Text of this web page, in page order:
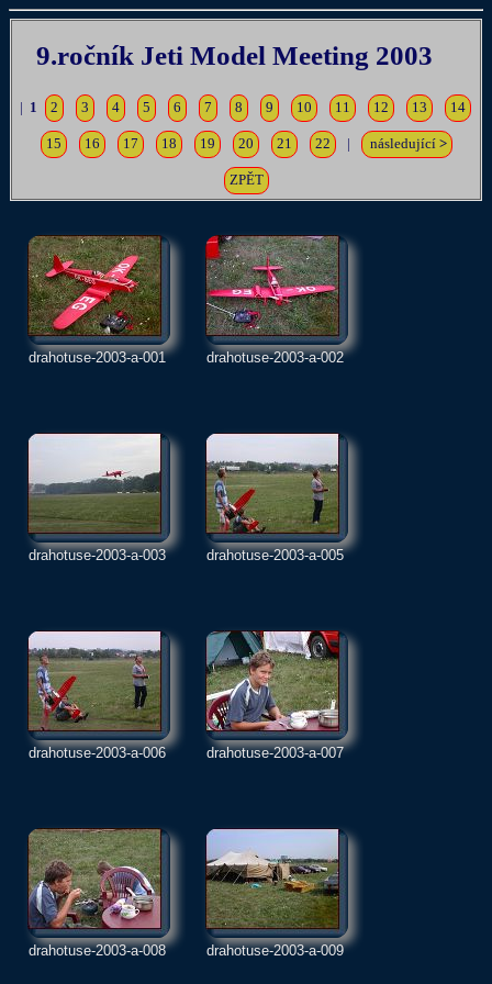
9.ročník Jeti Model Meeting 2003
1 2 3 4 5 6 7 8 9 10 11 12 13 14
15 16 17 18 19 20 21 22 následující >
ZPĚT
drahotuse-2003-a-001 drahotuse-2003-a-002
drahotuse-2003-a-003 drahotuse-2003-a-005
drahotuse-2003-a-006 drahotuse-2003-a-007
drahotuse-2003-a-008 drahotuse-2003-a-009